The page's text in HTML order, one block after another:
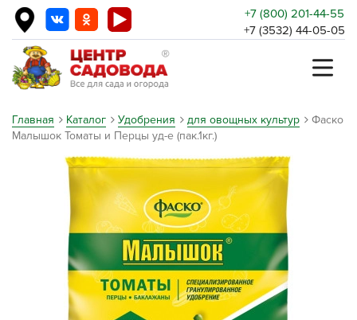
+7 (800) 201-44-55
+7 (3532) 44-05-05
Главная Каталог Удобрения для овощных культур
Фаско
Малышок Томаты и Перцы уд-е (пак.1кг.)